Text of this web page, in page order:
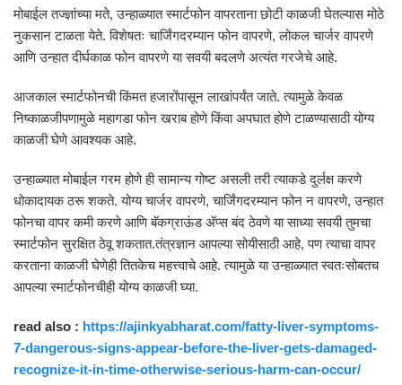
मोबाईल तज्ज्ञांच्या मते, उन्हाळ्यात स्मार्टफोन वापरताना छोटी काळजी घेतल्यास मोठे
नुकसान टाळता येते. विशेषतः चार्जिंगदरम्यान फोन वापरणे, लोकल चार्जर वापरणे
आणि उन्हात दीर्घकाळ फोन वापरणे या सवयी बदलणे अत्यंत गरजेचे आहे.
आजकाल स्मार्टफोनची किंमत हजारोंपासून लाखांपर्यंत जाते. त्यामुळे केवळ
निष्काळजीपणामुळे महागडा फोन खराब होणे किंवा अपघात होणे टाळण्यासाठी योग्य
काळजी घेणे आवश्यक आहे.
उन्हाळ्यात मोबाईल गरम होणे ही सामान्य गोष्ट असली तरी त्याकडे दुर्लक्ष करणे
धोकादायक ठरू शकते. योग्य चार्जर वापरणे, चार्जिंगदरम्यान फोन न वापरणे, उन्हात
फोनचा वापर कमी करणे आणि बॅकग्राऊंड अ‍ॅप्स बंद ठेवणे या साध्या सवयी तुमचा
स्मार्टफोन सुरक्षित ठेवू शकतात.तंत्रज्ञान आपल्या सोयीसाठी आहे, पण त्याचा वापर
करताना काळजी घेणेही तितकेच महत्त्वाचे आहे. त्यामुळे या उन्हाळ्यात स्वतःसोबतच
आपल्या स्मार्टफोनचीही योग्य काळजी घ्या.
read also : https://ajinkyabharat.com/fatty-liver-symptoms-
7-dangerous-signs-appear-before-the-liver-gets-damaged-
recognize-it-in-time-otherwise-serious-harm-can-occur/